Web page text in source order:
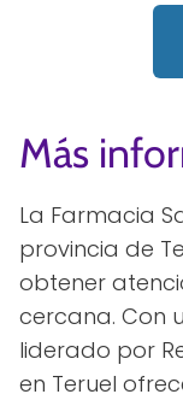
Más
La Farmacia
provincia de
obtener
cercana. Con
liderado por
en Teruel